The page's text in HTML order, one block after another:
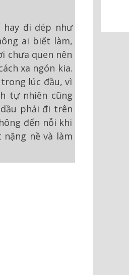
hay đi dép như
ai biết làm,
chưa quen nên
xa ngón kia.
lúc đầu, vì
tự nhiên cũng
phải đi trên
đến nỗi khi
nề và làm